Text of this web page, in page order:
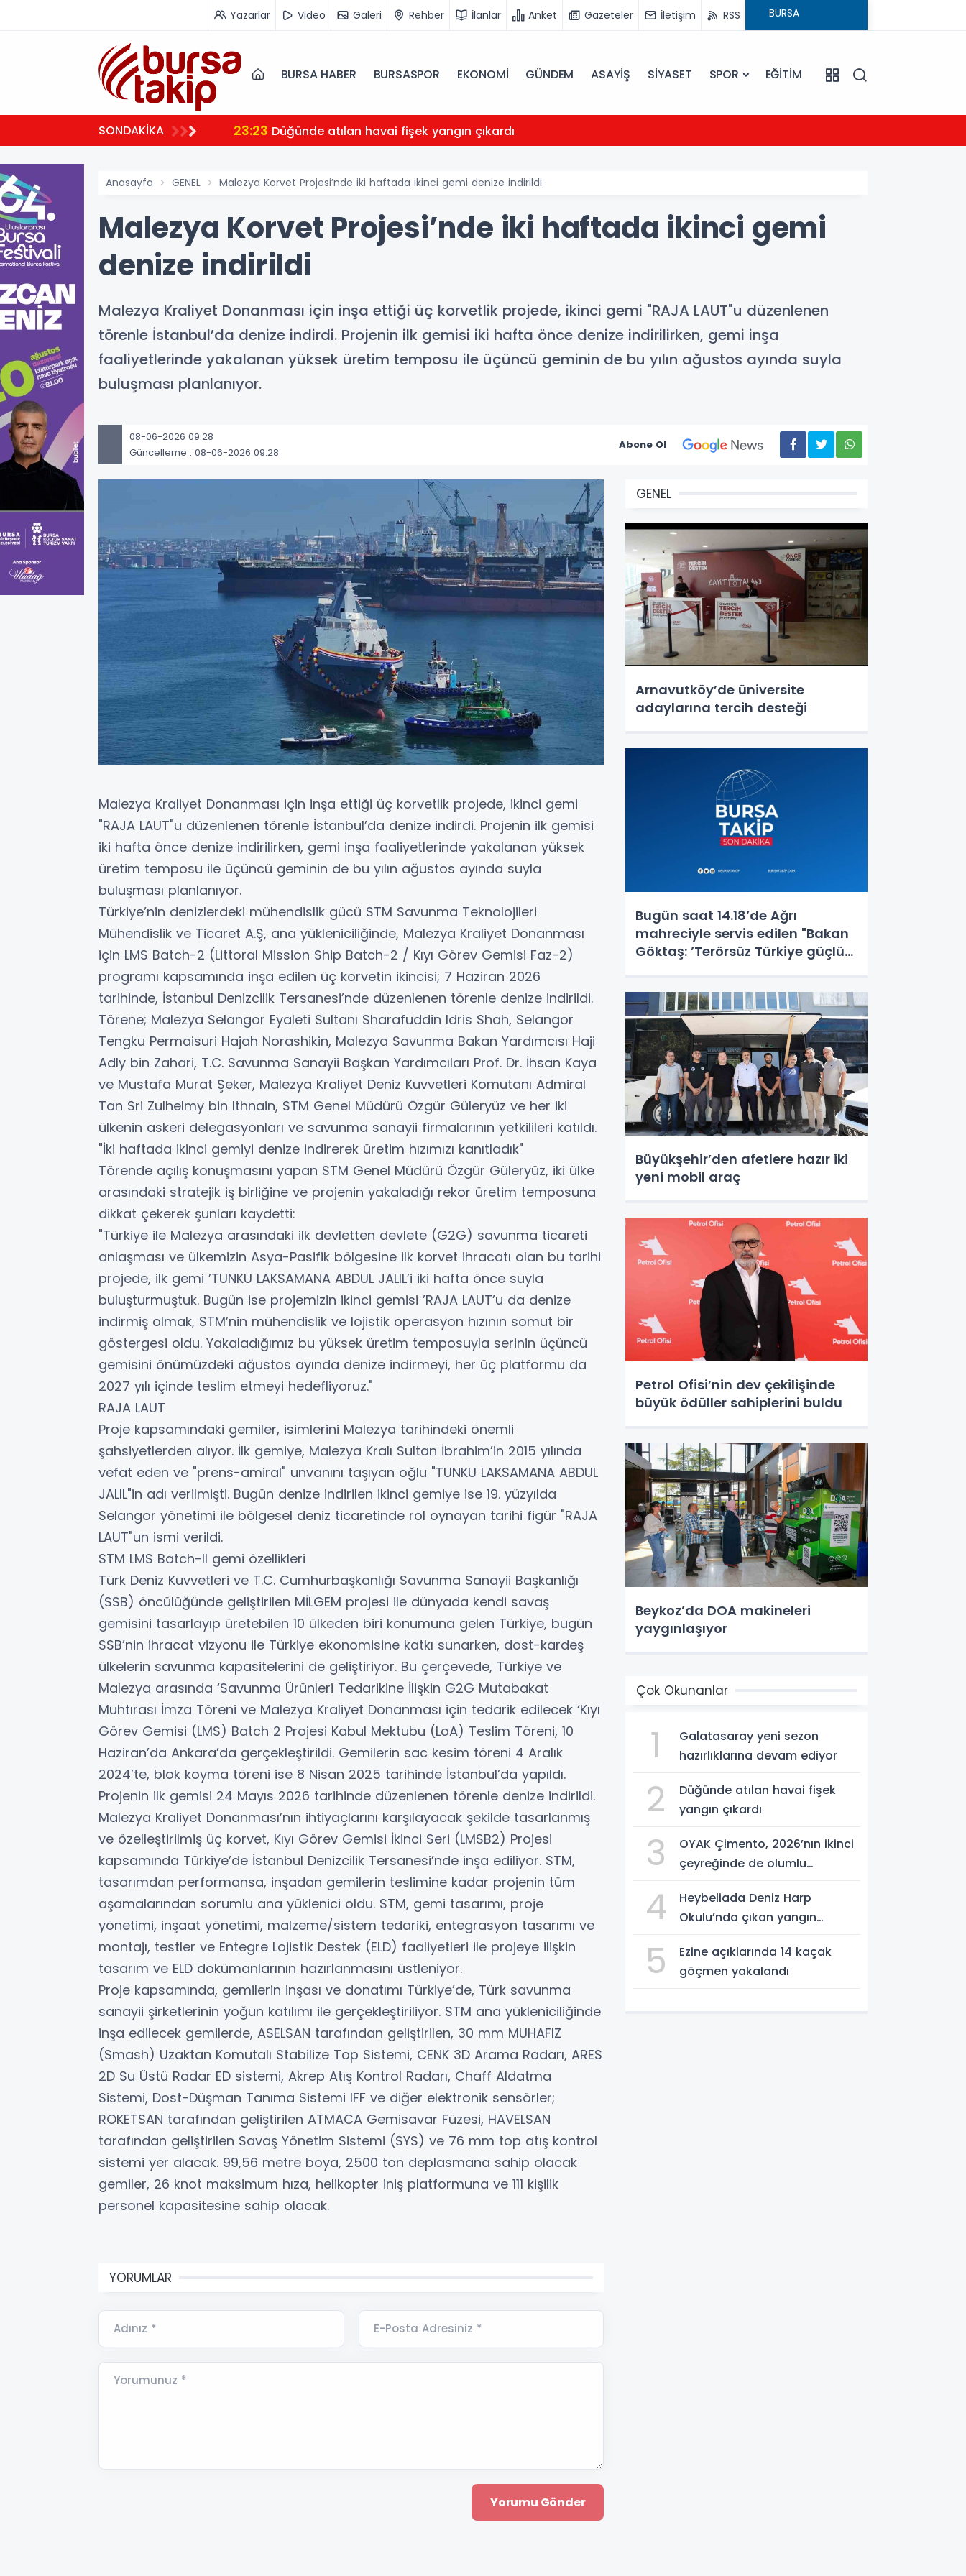
Yazarlar Video Galeri Rehber İlanlar Anket Gazeteler İletişim RSS
BURSA HABER BURSASPOR EKONOMİ GÜNDEM ASAYİŞ SİYASET SPOR EĞİTİM
SONDAKİKA
Ankara’ya sevk edildi 23:23 Düğünde atılan havai fişek yangın çıkardı
Anasayfa GENEL Malezya Korvet Projesi’nde iki haftada ikinci gemi denize indirildi
Malezya Korvet Projesi’nde iki haftada ikinci gemi
denize indirildi
Malezya Kraliyet Donanması için inşa ettiği üç korvetlik projede, ikinci gemi "RAJA LAUT"u düzenlenen
törenle İstanbul’da denize indirdi. Projenin ilk gemisi iki hafta önce denize indirilirken, gemi inşa
faaliyetlerinde yakalanan yüksek üretim temposu ile üçüncü geminin de bu yılın ağustos ayında suyla
buluşması planlanıyor.
08-06-2026 09:28
Güncelleme : 08-06-2026 09:28
Abone Ol
Malezya Kraliyet Donanması için inşa ettiği üç korvetlik projede, ikinci gemi
"RAJA LAUT"u düzenlenen törenle İstanbul’da denize indirdi. Projenin ilk gemisi
iki hafta önce denize indirilirken, gemi inşa faaliyetlerinde yakalanan yüksek
üretim temposu ile üçüncü geminin de bu yılın ağustos ayında suyla
buluşması planlanıyor.
Türkiye’nin denizlerdeki mühendislik gücü STM Savunma Teknolojileri
Mühendislik ve Ticaret A.Ş, ana yükleniciliğinde, Malezya Kraliyet Donanması
için LMS Batch-2 (Littoral Mission Ship Batch-2 / Kıyı Görev Gemisi Faz-2)
programı kapsamında inşa edilen üç korvetin ikincisi; 7 Haziran 2026
tarihinde, İstanbul Denizcilik Tersanesi’nde düzenlenen törenle denize indirildi.
Törene; Malezya Selangor Eyaleti Sultanı Sharafuddin Idris Shah, Selangor
Tengku Permaisuri Hajah Norashikin, Malezya Savunma Bakan Yardımcısı Haji
Adly bin Zahari, T.C. Savunma Sanayii Başkan Yardımcıları Prof. Dr. İhsan Kaya
ve Mustafa Murat Şeker, Malezya Kraliyet Deniz Kuvvetleri Komutanı Admiral
Tan Sri Zulhelmy bin Ithnain, STM Genel Müdürü Özgür Güleryüz ve her iki
ülkenin askeri delegasyonları ve savunma sanayii firmalarının yetkilileri katıldı.
"İki haftada ikinci gemiyi denize indirerek üretim hızımızı kanıtladık"
Törende açılış konuşmasını yapan STM Genel Müdürü Özgür Güleryüz, iki ülke
arasındaki stratejik iş birliğine ve projenin yakaladığı rekor üretim temposuna
dikkat çekerek şunları kaydetti:
"Türkiye ile Malezya arasındaki ilk devletten devlete (G2G) savunma ticareti
anlaşması ve ülkemizin Asya-Pasifik bölgesine ilk korvet ihracatı olan bu tarihi
projede, ilk gemi ’TUNKU LAKSAMANA ABDUL JALIL’i iki hafta önce suyla
buluşturmuştuk. Bugün ise projemizin ikinci gemisi ’RAJA LAUT’u da denize
indirmiş olmak, STM’nin mühendislik ve lojistik operasyon hızının somut bir
göstergesi oldu. Yakaladığımız bu yüksek üretim temposuyla serinin üçüncü
gemisini önümüzdeki ağustos ayında denize indirmeyi, her üç platformu da
2027 yılı içinde teslim etmeyi hedefliyoruz."
RAJA LAUT
Proje kapsamındaki gemiler, isimlerini Malezya tarihindeki önemli
şahsiyetlerden alıyor. İlk gemiye, Malezya Kralı Sultan İbrahim’in 2015 yılında
vefat eden ve "prens-amiral" unvanını taşıyan oğlu "TUNKU LAKSAMANA ABDUL
JALIL"in adı verilmişti. Bugün denize indirilen ikinci gemiye ise 19. yüzyılda
Selangor yönetimi ile bölgesel deniz ticaretinde rol oynayan tarihi figür "RAJA
LAUT"un ismi verildi.
STM LMS Batch-II gemi özellikleri
Türk Deniz Kuvvetleri ve T.C. Cumhurbaşkanlığı Savunma Sanayii Başkanlığı
(SSB) öncülüğünde geliştirilen MİLGEM projesi ile dünyada kendi savaş
gemisini tasarlayıp üretebilen 10 ülkeden biri konumuna gelen Türkiye, bugün
SSB’nin ihracat vizyonu ile Türkiye ekonomisine katkı sunarken, dost-kardeş
ülkelerin savunma kapasitelerini de geliştiriyor. Bu çerçevede, Türkiye ve
Malezya arasında ‘Savunma Ürünleri Tedarikine İlişkin G2G Mutabakat
Muhtırası İmza Töreni ve Malezya Kraliyet Donanması için tedarik edilecek ‘Kıyı
Görev Gemisi (LMS) Batch 2 Projesi Kabul Mektubu (LoA) Teslim Töreni, 10
Haziran’da Ankara’da gerçekleştirildi. Gemilerin sac kesim töreni 4 Aralık
2024’te, blok koyma töreni ise 8 Nisan 2025 tarihinde İstanbul’da yapıldı.
Projenin ilk gemisi 24 Mayıs 2026 tarihinde düzenlenen törenle denize indirildi.
Malezya Kraliyet Donanması’nın ihtiyaçlarını karşılayacak şekilde tasarlanmış
ve özelleştirilmiş üç korvet, Kıyı Görev Gemisi İkinci Seri (LMSB2) Projesi
kapsamında Türkiye’de İstanbul Denizcilik Tersanesi’nde inşa ediliyor. STM,
tasarımdan performansa, inşadan gemilerin teslimine kadar projenin tüm
aşamalarından sorumlu ana yüklenici oldu. STM, gemi tasarımı, proje
yönetimi, inşaat yönetimi, malzeme/sistem tedariki, entegrasyon tasarımı ve
montajı, testler ve Entegre Lojistik Destek (ELD) faaliyetleri ile projeye ilişkin
tasarım ve ELD dokümanlarının hazırlanmasını üstleniyor.
Proje kapsamında, gemilerin inşası ve donatımı Türkiye’de, Türk savunma
sanayii şirketlerinin yoğun katılımı ile gerçekleştiriliyor. STM ana yükleniciliğinde
inşa edilecek gemilerde, ASELSAN tarafından geliştirilen, 30 mm MUHAFIZ
(Smash) Uzaktan Komutalı Stabilize Top Sistemi, CENK 3D Arama Radarı, ARES
2D Su Üstü Radar ED sistemi, Akrep Atış Kontrol Radarı, Chaff Aldatma
Sistemi, Dost-Düşman Tanıma Sistemi IFF ve diğer elektronik sensörler;
ROKETSAN tarafından geliştirilen ATMACA Gemisavar Füzesi, HAVELSAN
tarafından geliştirilen Savaş Yönetim Sistemi (SYS) ve 76 mm top atış kontrol
sistemi yer alacak. 99,56 metre boya, 2500 ton deplasmana sahip olacak
gemiler, 26 knot maksimum hıza, helikopter iniş platformuna ve 111 kişilik
personel kapasitesine sahip olacak.
YORUMLAR
Adınız * E-Posta Adresiniz *
Yorumunuz *
GENEL
Arnavutköy’de üniversite
adaylarına tercih desteği
Bugün saat 14.18’de Ağrı
mahreciyle servis edilen "Bakan
Göktaş: ’Terörsüz Türkiye güçlü
teminatıdır’" başlıklı haberin bir
karesi kaynağından iptal
edilmiştir. Özür diler, haberde an
itibariyle mevcut
Büyükşehir’den afetlere hazır iki
yeni mobil araç
Petrol Ofisi’nin dev çekilişinde
büyük ödüller sahiplerini buldu
Beykoz’da DOA makineleri
yaygınlaşıyor
Çok Okunanlar
1
Galatasaray yeni sezon
hazırlıklarına devam ediyor
2
Düğünde atılan havai fişek
yangın çıkardı
3
OYAK Çimento, 2026’nın ikinci
çeyreğinde de olumlu
4
Heybeliada Deniz Harp
Okulu’nda çıkan yangın
5
Ezine açıklarında 14 kaçak
göçmen yakalandı